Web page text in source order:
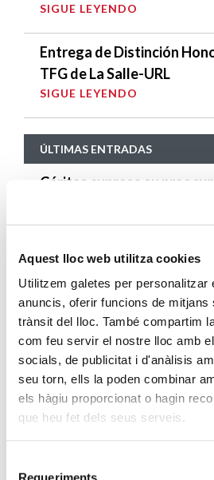
Aquest lloc web utilitza cookies
Utilitzem galetes per personalitzar
anuncis, oferir funcions de mitjans
trànsit del lloc. També compartim
com feu servir el nostre lloc amb
socials, de publicitat i d'anàlisis
seu torn, ells la poden combinar
els hàgiu proporcionat o hagin
que heu fet dels seus serveis.
Requeriments
SIGUE LEYENDO
Entrega de Distinción
TFG de La Salle-URL
SIGUE LEYENDO
ÚLTIMAS ENTRADAS
Cáritas expresa su
situación en Ceuta y hace
la protección de la
Cáritas Barcelona
4.100 personas en el
extraordinario de
La campana que canvia
SIGUE LEYENDO